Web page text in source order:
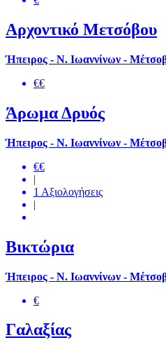
Αρχοντικό Μετσόβου
Ήπειρος - Ν. Ιωαννίνων -
€€
Άρωμα Δρυός
Ήπειρος - Ν. Ιωαννίνων -
€€
|
1 Αξιολογήσεις
|
Βικτώρια
Ήπειρος - Ν. Ιωαννίνων -
€
Γαλαξίας